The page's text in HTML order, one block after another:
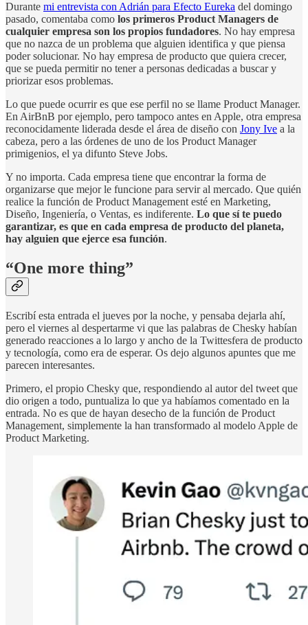
Durante mi entrevista con Adrián para Efecto Eureka del domingo
pasado, comentaba como los primeros Product Managers de
cualquier empresa son los propios fundadores. No hay empresa
que no nazca de un problema que alguien identifica y que piensa
poder solucionar. No hay empresa de producto que quiera crecer,
que se pueda permitir no tener a personas dedicadas a buscar y
priorizar esos problemas.
Lo que puede ocurrir es que ese perfil no se llame Product Manager.
En AirBnB por ejemplo, pero tampoco antes en Apple, otra empresa
reconocidamente liderada desde el área de diseño con Jony Ive a la
cabeza, pero a las órdenes de uno de los Product Manager
primigenios, el ya difunto Steve Jobs.
Y no importa. Cada empresa tiene que encontrar la forma de
organizarse que mejor le funcione para servir al mercado. Que quién
realice la función de Product Management esté en Marketing,
Diseño, Ingeniería, o Ventas, es indiferente. Lo que sí te puedo
garantizar, es que en cada empresa de producto del planeta,
hay alguien que ejerce esa función.
“One more thing”
Escribí esta entrada el jueves por la noche, y pensaba dejarla ahí,
pero el viernes al despertarme vi que las palabras de Chesky habían
generado reacciones a lo largo y ancho de la Twittesfera de producto
y tecnología, como era de esperar. Os dejo algunos apuntes que me
parecen interesantes.
Primero, el propio Chesky que, respondiendo al autor del tweet que
dio origen a todo, puntualiza lo que ya habíamos comentado en la
entrada. No es que de hayan desecho de la función de Product
Management, simplemente la han transformado al modelo Apple de
Product Marketing.